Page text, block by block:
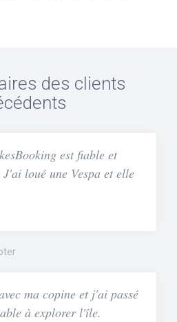
des clients
est fiable et
loué une Vespa et elle
ma copine et j'ai passé
à explorer l'île.